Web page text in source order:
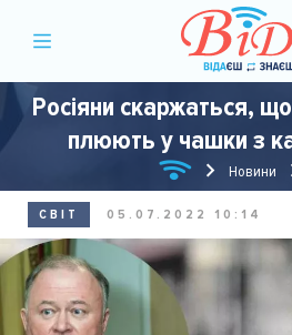
Росіяни скаржаться,
плюють у чашки з
Новини
СВІТ 05.07.2022 10:14